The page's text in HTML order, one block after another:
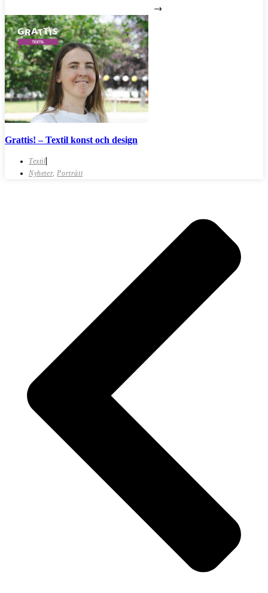
Grattis! – Textil konst och design
Textil
Nyheter,Porträtt